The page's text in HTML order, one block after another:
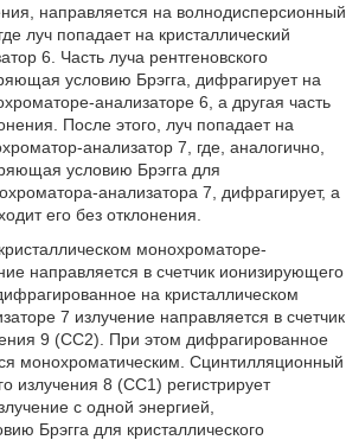
направляется на волнодисперсионный
луч попадает на кристаллический
6. Часть луча рентгеновского
условию Брэгга, дифрагирует на
анализаторе 6, а другая часть
После этого, луч попадает на
анализатор 7, где, аналогично,
условию Брэгга для
анализатора 7, дифрагирует, а
его без отклонения.
монохроматоре-
направляется в счетчик ионизирующего
на кристаллическом
7 излучение направляется в счетчик
9 (СС2). При этом дифрагированное
монохроматическим. Сцинтилляционный
излучения 8 (СС1) регистрирует
с одной энергией,
Брэгга для кристаллического